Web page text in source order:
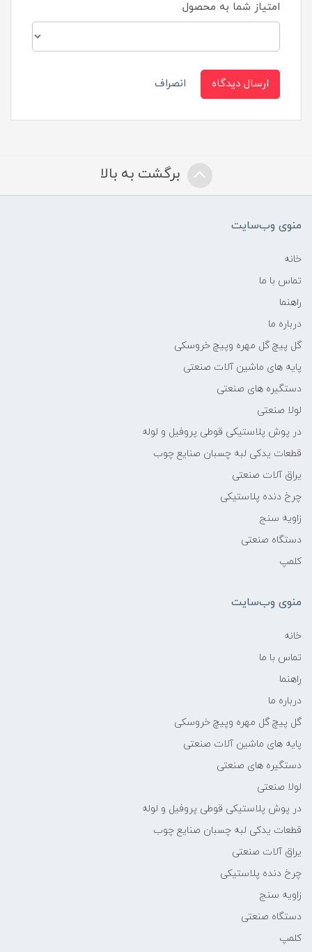
امتیاز شما به محصول
ارسال دیدگاه انصراف
برگشت به بالا
منوی وب‌سایت
خانه
تماس با ما
راهنما
درباره ما
گل پیچ گل مهره وپیچ خروسکی
پایه های ماشین آلات صنعتی
دستگیره های صنعتی
لولا صنعتی
در پوش پلاستیکی قوطی پروفیل و لوله
قطعات یدکی لبه چسبان صنایع چوب
یراق آلات صنعتی
چرخ دنده پلاستیکی
زاویه سنج
دستگاه صنعتی
کلمپ
منوی وب‌سایت
خانه
تماس با ما
راهنما
درباره ما
گل پیچ گل مهره وپیچ خروسکی
پایه های ماشین آلات صنعتی
دستگیره های صنعتی
لولا صنعتی
در پوش پلاستیکی قوطی پروفیل و لوله
قطعات یدکی لبه چسبان صنایع چوب
یراق آلات صنعتی
چرخ دنده پلاستیکی
زاویه سنج
دستگاه صنعتی
کلمپ